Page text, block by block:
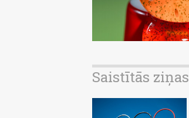
Saistītās ziņas